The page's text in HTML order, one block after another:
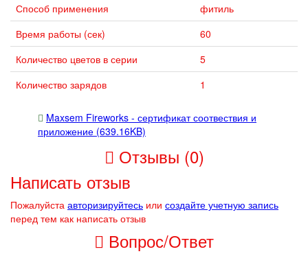
Способ применения
фитиль
Время работы (сек)
60
Количество цветов в серии
5
Количество зарядов
1
Maxsem Fireworks - сертификат соотвествия и
приложение (639.16KB)
Отзывы (0)
Написать отзыв
Пожалуйста авторизируйтесь или создайте учетную запись
перед тем как написать отзыв
Вопрос/Ответ